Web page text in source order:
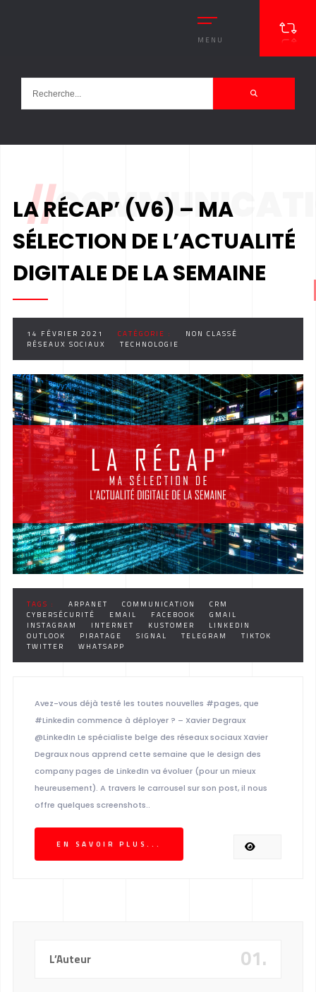
MENU
//
LA RÉCAP’ (V6) – MA
SÉLECTION DE L’ACTUALITÉ
DIGITALE DE LA SEMAINE
14 FÉVRIER 2021 CATÉGORIE :
NON CLASSÉ
RÉSEAUX SOCIAUX
TECHNOLOGIE
TAGS : ARPANET COMMUNICATION
CRM
CYBERSÉCURITÉ
EMAIL FACEBOOK
GMAIL
INSTAGRAM
INTERNET KUSTOMER
LINKEDIN
OUTLOOK
PIRATAGE SIGNAL TELEGRAM
TIKTOK
TWITTER
WHATSAPP
Avez-vous déjà testé les toutes nouvelles #pages, que
#Linkedin commence à déployer ? – Xavier Degraux
@LinkedIn Le spécialiste belge des réseaux sociaux Xavier
Degraux nous apprend cette semaine que le design des
company pages de LinkedIn va évoluer (pour un mieux
heureusement). A travers le carrousel sur son post, il nous
offre quelques screenshots..
EN SAVOIR PLUS...
L’Auteur 01.